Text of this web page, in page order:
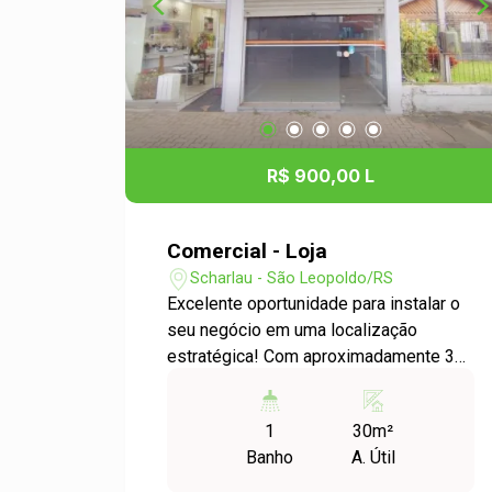
Vantagens da Localização: O bairro
Morro do Espelho é conhecido por sua
tranquilidade e infraestrutura, com fácil
acesso a transporte público e
proximidade de outras áreas
crescimento, oferecendo diversas
Agende uma Visita: Não perca a chance
de estabelecer seu negócio em um
local promissor! Entre em contato para
mais informações e agende uma visita
ao imóvel. Estamos à disposição para
ajudá-lo a encontrar o espaço ideal para
o seu empreendimento. Aproveite essa
oportunidade e venha ser parte da
comunidade do Morro do Espelho!
R$ 900,00 L
Comercial - Loja
Scharlau - São Leopoldo/RS
Excelente oportunidade para instalar o
seu negócio em uma localização
estratégica! Com aproximadamente 30
versátil, que pode ser facilmente
adaptado para atender às
necessidades de diversos segmentos
1
Banho
30m²
A. Útil